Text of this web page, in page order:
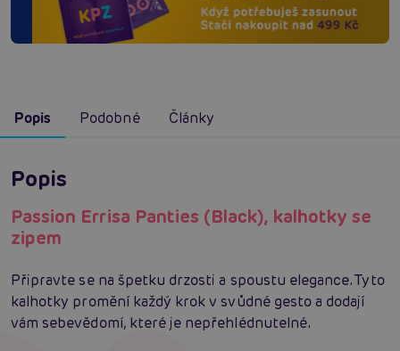
Popis Podobné Články
Popis
Passion Errisa Panties (Black), kalhotky se
zipem
Připravte se na špetku drzosti a spoustu elegance. Tyto
kalhotky promění každý krok v svůdné gesto a dodají
vám sebevědomí, které je nepřehlédnutelné.